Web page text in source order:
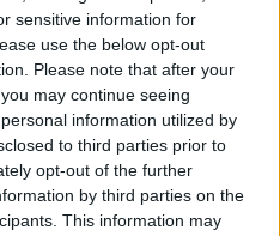
sensitive information for
use the below opt-out
Please note that after your
may continue seeing
information utilized by
to third parties prior to
opt-out of the further
by third parties on the
This information may